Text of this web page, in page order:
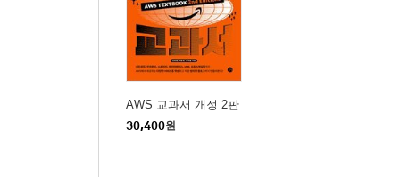
AWS 교과서 개정 2판
30,400원